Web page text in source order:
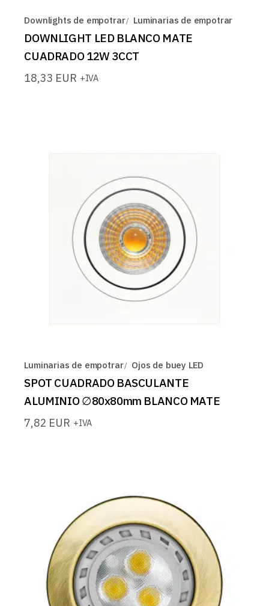
Downlights de empotrar Luminarias de empotrar
DOWNLIGHT LED BLANCO MATE
CUADRADO 12W 3CCT
18,33 EUR +IVA
Luminarias de empotrar Ojos de buey LED
SPOT CUADRADO BASCULANTE
ALUMINIO ∅80x80mm BLANCO MATE
7,82 EUR +IVA